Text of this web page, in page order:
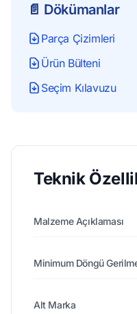
📄 Dökümanlar
Parça Çizimleri
Ürün Bülteni
Seçim Kılavuzu
Teknik
Malzeme Açıklaması
Minimum Döngü
Alt Marka